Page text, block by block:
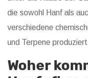
die sowohl Hanf als
verschiedene
und Terpene produziert
Woher